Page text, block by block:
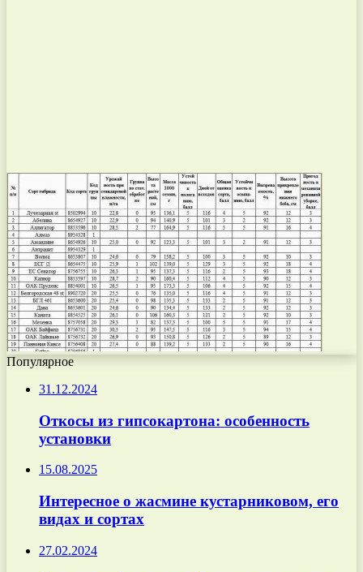
Популярное
31.12.2024
Откосы из гипсокартона: особенность
установки
15.08.2025
Интересное о жасмине кустарниковом, его
видах и сортах
27.02.2024